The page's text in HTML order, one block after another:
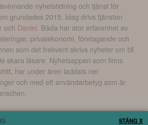
nyhetstidning och tjänst för
grundades 2015. Idag drivs tjänsten
och Daniel . Båda har stor erfarenhet av
privatekonomi, företagande och
som det frekvent skrivs nyheter om till
skara läsare. Nyhetsappen som finns
har under åren laddats ner
och med ett användarbetyg som är
är inte finansiella rådgivare, står inte underSTÄNG X